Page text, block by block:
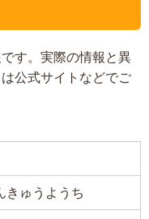
す。実際の情報と異
公式サイトなどでご
きゅうようち